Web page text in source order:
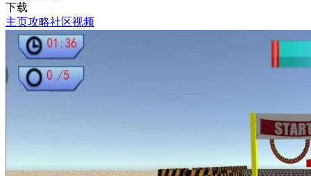
下载
主页攻略社区视频